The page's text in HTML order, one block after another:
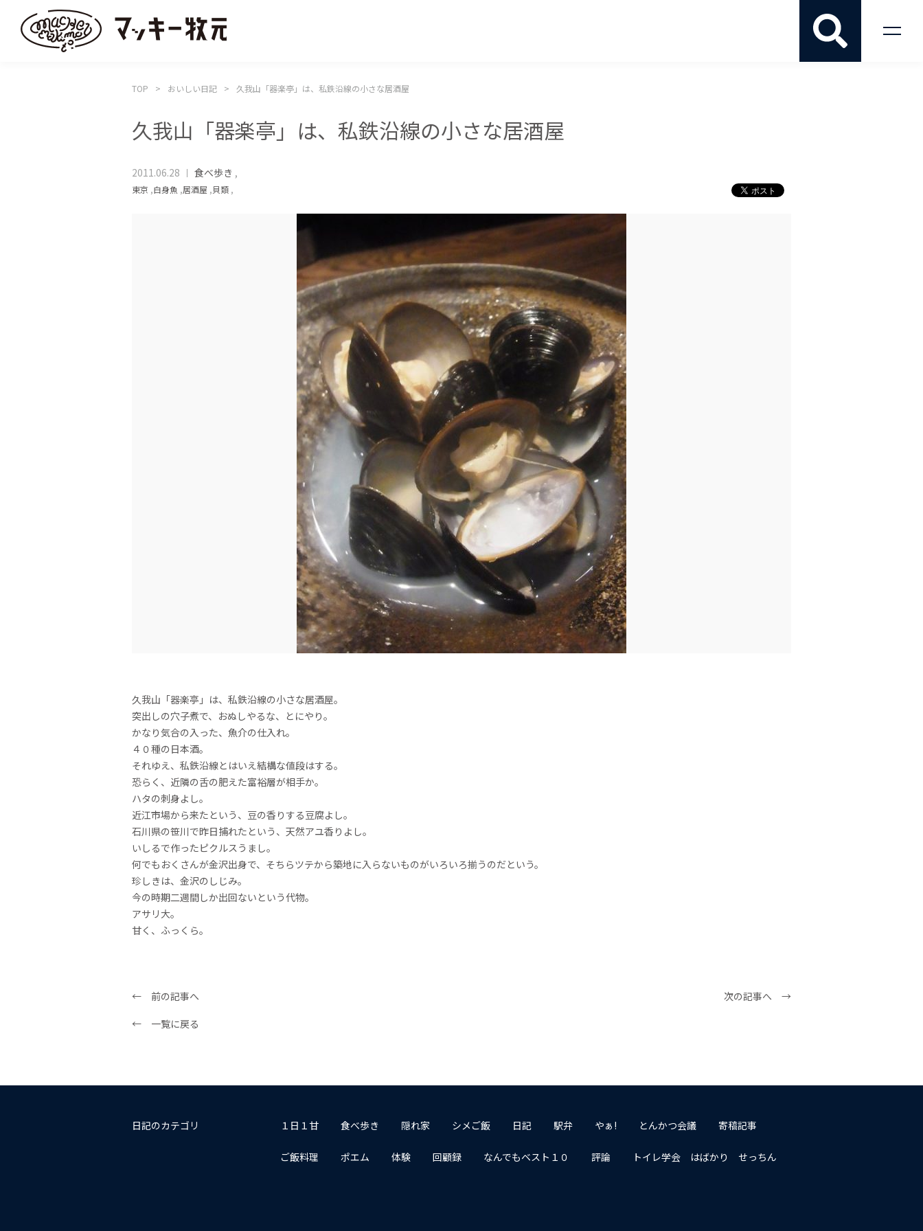
TOP おいしい日記 久我山「器楽亭」は、私鉄沿線の小さな居酒屋
久我山「器楽亭」は、私鉄沿線の小さな居酒屋
2011.06.28 食べ歩き ,
東京 ,白身魚 ,居酒屋 ,貝類 ,
久我山「器楽亭」は、私鉄沿線の小さな居酒屋。
突出しの穴子煮で、おぬしやるな、とにやり。
かなり気合の入った、魚介の仕入れ。
４０種の日本酒。
それゆえ、私鉄沿線とはいえ結構な値段はする。
恐らく、近隣の舌の肥えた富裕層が相手か。
ハタの刺身よし。
近江市場から来たという、豆の香りする豆腐よし。
石川県の笹川で昨日捕れたという、天然アユ香りよし。
いしるで作ったピクルスうまし。
何でもおくさんが金沢出身で、そちらツテから築地に入らないものがいろいろ揃うのだという。
珍しきは、金沢のしじみ。
今の時期二週間しか出回ないという代物。
アサリ大。
甘く、ふっくら。
← 前の記事へ
次の記事へ →
← 一覧に戻る
日記のカテゴリ １日１甘 食べ歩き 隠れ家 シメご飯 日記 駅弁 やぁ! とんかつ会議 寄稿記事
ご飯料理 ポエム 体験 回顧録 なんでもベスト１０ 評論 トイレ学会 はばかり せっちん